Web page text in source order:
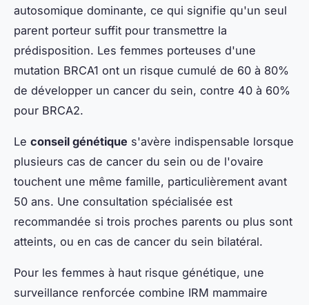
autosomique dominante, ce qui signifie qu'un seul
parent porteur suffit pour transmettre la
prédisposition. Les femmes porteuses d'une
mutation BRCA1 ont un risque cumulé de 60 à 80%
de développer un cancer du sein, contre 40 à 60%
pour BRCA2.
Le conseil génétique s'avère indispensable lorsque
plusieurs cas de cancer du sein ou de l'ovaire
touchent une même famille, particulièrement avant
50 ans. Une consultation spécialisée est
recommandée si trois proches parents ou plus sont
atteints, ou en cas de cancer du sein bilatéral.
Pour les femmes à haut risque génétique, une
surveillance renforcée combine IRM mammaire